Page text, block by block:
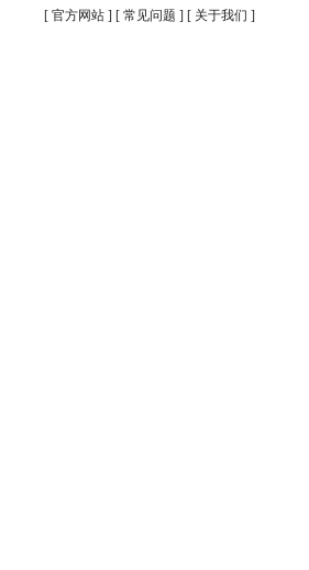
[ 官方网站 ] [ 常见问题 ] [ 关于我们 ]